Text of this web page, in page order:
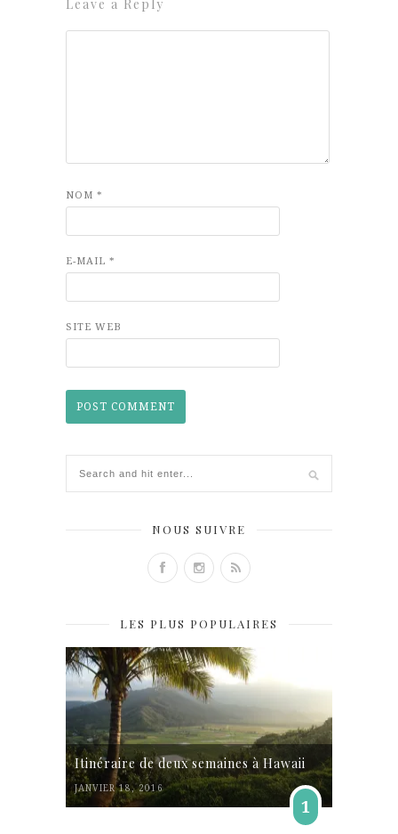
Leave a Reply
NOM *
E-MAIL *
SITE WEB
NOUS SUIVRE
LES PLUS POPULAIRES
Itinéraire de deux semaines à Hawaii
JANVIER 18, 2016
1